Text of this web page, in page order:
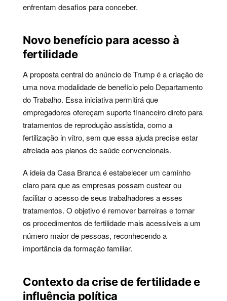
enfrentam desafios para conceber.
Novo benefício para acesso à
fertilidade
A proposta central do anúncio de Trump é a criação de
uma nova modalidade de benefício pelo Departamento
do Trabalho. Essa iniciativa permitirá que
empregadores ofereçam suporte financeiro direto para
tratamentos de reprodução assistida, como a
fertilização in vitro, sem que essa ajuda precise estar
atrelada aos planos de saúde convencionais.
A ideia da Casa Branca é estabelecer um caminho
claro para que as empresas possam custear ou
facilitar o acesso de seus trabalhadores a esses
tratamentos. O objetivo é remover barreiras e tornar
os procedimentos de fertilidade mais acessíveis a um
número maior de pessoas, reconhecendo a
importância da formação familiar.
Contexto da crise de fertilidade e
influência política